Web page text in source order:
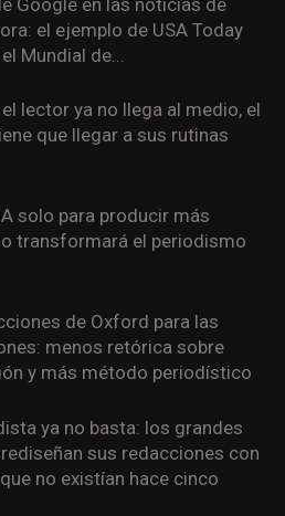
el ejemplo de USA Today
Mundial de...
lector ya no llega al medio, el
que llegar a sus rutinas
solo para producir más
transformará el periodismo
de Oxford para las
menos retórica sobre
y más método periodístico
ya no basta: los grandes
sus redacciones con
no existían hace cinco